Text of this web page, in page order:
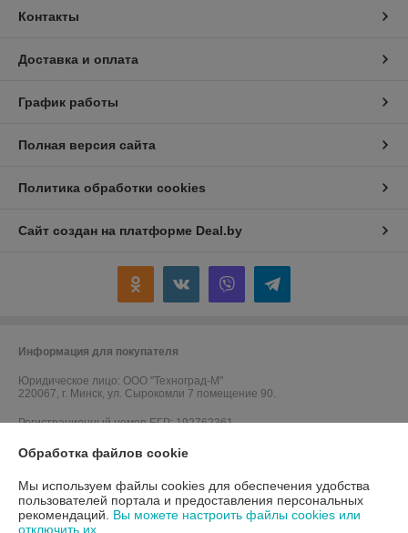
Контакты
Доставка и оплата
График работы
Полная версия сайта
Политика обработки cookies
Сайт создан на платформе Deal.by
Информация для покупателя
Юридическое лицо: ООО "Техноград-М"
220067, г. Минск, ул. Сырокомли 7 помещение 90.
Регистрационный номер ЕГР: 192762361
УНП: 192762361
Регистрационный орган: Мингорисполком
Дата регистрации компании: 23.01.2017
Обработка файлов cookie
Мы используем файлы cookies для обеспечения удобства
пользователей портала и предоставления персональных
рекомендаций. Вы можете настроить файлы cookies или
отключить их.